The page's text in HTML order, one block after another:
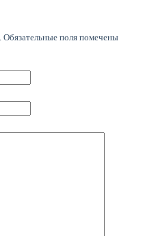
Обязательные поля помечены